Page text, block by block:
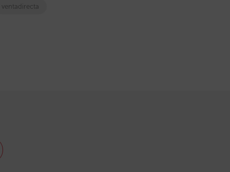
ventadirecta